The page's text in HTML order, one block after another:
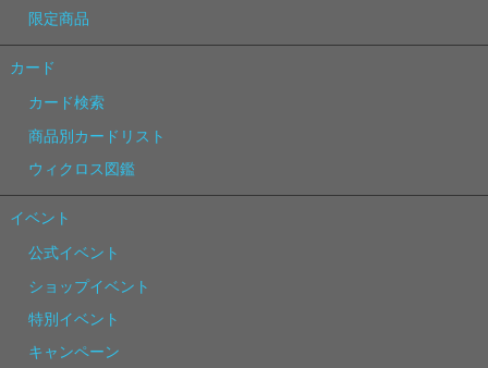
限定商品
カード
カード検索
商品別カードリスト
ウィクロス図鑑
イベント
公式イベント
ショップイベント
特別イベント
キャンペーン